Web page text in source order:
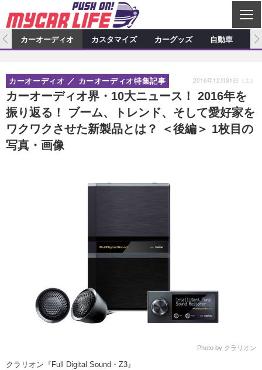
C
L
S
E
カーオーディオ
プロショップ検索 ショップ訪問記
カーオーディオニュース デモカー製作記
その他
カスタマイズ特集記事 カスタマイズ新製品情報
カスタマイズニュース
カーグッズ
カーグッズ特集記事 カーグッズ新製品情報
カーグッズニュース
自動車
ニュース
アクセスランキング
カーオーディオ カスタマイズ カーグッズ 自動車
カーオーディオ界・10大ニュース！ 2016年を
振り返る！ ブーム、トレンド、そして愛好家を
ワクワクさせた新製品とは？ ＜後編＞ 1枚目の
写真・画像
カーオーディオ カーオーディオ特集記事 2016年12月31日（土）
Photo by クラリオン
クラリオン『Full Digital Sound・Z3』